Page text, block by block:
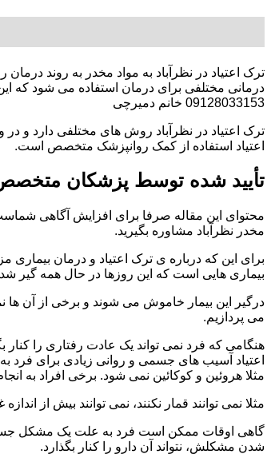
ترک اعتیاد در نظرآباد به مواد مخدر به روند
درمانی مختلفی برای درمان استفاده می شود که
09128033153 خانم دمیرچی
ترک اعتیاد در نظرآباد روش های مختلفی دارد و
اعتیاد استفاده از کمک روانپزشک متخصص است.
تأیید شده توسط پزشکان متخصص
محتوای این مقاله صرفا برای افزایش آگاهی
مخدر نظرآباد مشاوره بگیرید.
برای این که درباره ی ترک اعتیاد و درمان بیماری
بیماری هایی است که این روزها در حال همه گیر
درگیر این بیمار خاموش می شوند و برخی از آن ها
می پردازیم.
هنگامی که فرد نمی تواند یک عادت رفتاری را
اعتیاد آسیب های جسمی و روانی زیادی برای فرد
مثلا هروئین و کوکائین نمی شود. برخی افراد به
مثلا نمی توانند قمار نکنند، نمی توانند بیش از
گاهی اوقات ممکن است فرد به علت یک مشکل
شدن مشکلش، نتواند آن دارو را کنار بگذارد.